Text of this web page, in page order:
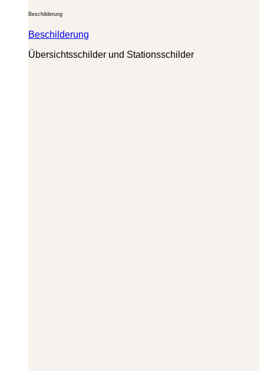
Beschilderung
Beschilderung
Übersichtsschilder und Stationsschilder